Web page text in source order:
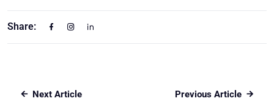
Share:
Next Article Previous Article